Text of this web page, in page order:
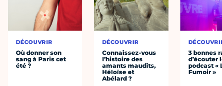
DÉCOUVRIR
Où donner son
sang à Paris cet
été ?
DÉCOUVRIR
Connaissez-vous
l’histoire des
amants maudits,
Héloïse et
Abélard ?
3 bonnes
d’écouter
podcast «
Fumoir »